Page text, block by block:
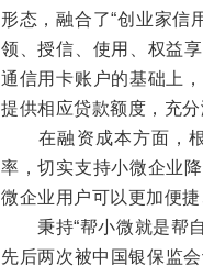
形态，融合了“创业家信
领、授信、使用、权益
通信用卡账户的基础上
提供相应贷款额度，充
在融资成本方面，根
率，切实支持小微企业
微企业用户可以更加便
秉持“帮小微就是帮自
先后两次被中国银保监